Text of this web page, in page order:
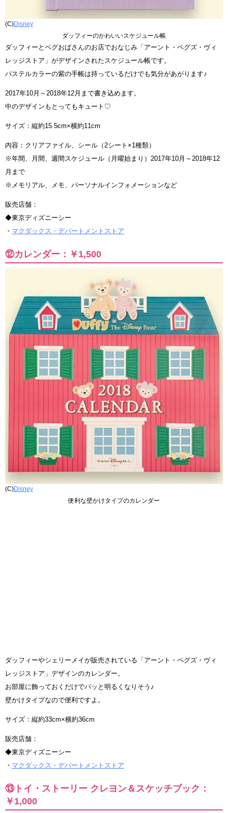
(C)Disney
ダッフィーのかわいいスケジュール帳
ダッフィーとペグおばさんのお店でおなじみ「アーント・ペグズ・ヴィ
レッジストア」がデザインされたスケジュール帳です。
パステルカラーの紫の手帳は持っているだけでも気分があがります♪
2017年10月～2018年12月まで書き込めます。
中のデザインもとってもキュート♡
サイズ：縦約15.5cm×横約11cm
内容：クリアファイル、シール（2シート×1種類）
※年間、月間、週間スケジュール（月曜始まり）2017年10月～2018年12
月まで
※メモリアル、メモ、パーソナルインフォメーションなど
販売店舗：
◆東京ディズニーシー
・ マクダックス・デパートメントストア
⑫カレンダー：￥1,500
(C)Disney
便利な壁かけタイプのカレンダー
ダッフィーやシェリーメイが販売されている「アーント・ペグズ・ヴィ
レッジストア」デザインのカレンダー。
お部屋に飾っておくだけでパッと明るくなりそう♪
壁かけタイプなので便利ですよ。
サイズ：縦約33cm×横約36cm
販売店舗：
◆東京ディズニーシー
・ マクダックス・デパートメントストア
⑬トイ・ストーリー クレヨン＆スケッチブック：
￥1,000